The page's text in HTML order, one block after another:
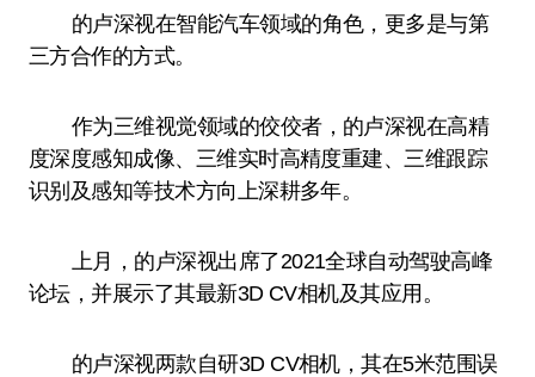
的卢深视在智能汽车领域的角色，更多是与第
三方合作的方式。
作为三维视觉领域的佼佼者，的卢深视在高精
度深度感知成像、三维实时高精度重建、三维跟踪
识别及感知等技术方向上深耕多年。
上月，的卢深视出席了2021全球自动驾驶高峰
论坛，并展示了其最新3D CV相机及其应用。
的卢深视两款自研3D CV相机，其在5米范围误